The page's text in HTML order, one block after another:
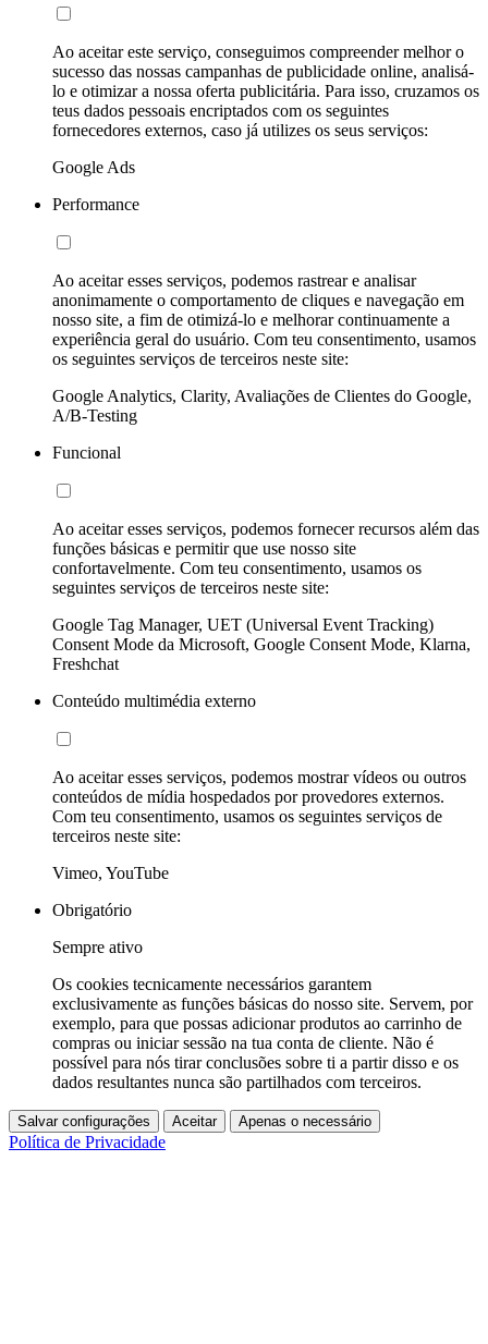
Ao aceitar este serviço, conseguimos compreender melhor o
sucesso das nossas campanhas de publicidade online, analisá-
lo e otimizar a nossa oferta publicitária. Para isso, cruzamos os
teus dados pessoais encriptados com os seguintes
fornecedores externos, caso já utilizes os seus serviços:
Google Ads
Performance
Ao aceitar esses serviços, podemos rastrear e analisar
anonimamente o comportamento de cliques e navegação em
nosso site, a fim de otimizá-lo e melhorar continuamente a
experiência geral do usuário. Com teu consentimento, usamos
os seguintes serviços de terceiros neste site:
Google Analytics, Clarity, Avaliações de Clientes do Google,
A/B-Testing
Funcional
Ao aceitar esses serviços, podemos fornecer recursos além das
funções básicas e permitir que use nosso site
confortavelmente. Com teu consentimento, usamos os
seguintes serviços de terceiros neste site:
Google Tag Manager, UET (Universal Event Tracking)
Consent Mode da Microsoft, Google Consent Mode, Klarna,
Freshchat
Conteúdo multimédia externo
Ao aceitar esses serviços, podemos mostrar vídeos ou outros
conteúdos de mídia hospedados por provedores externos.
Com teu consentimento, usamos os seguintes serviços de
terceiros neste site:
Vimeo, YouTube
Obrigatório
Sempre ativo
Os cookies tecnicamente necessários garantem
exclusivamente as funções básicas do nosso site. Servem, por
exemplo, para que possas adicionar produtos ao carrinho de
compras ou iniciar sessão na tua conta de cliente. Não é
possível para nós tirar conclusões sobre ti a partir disso e os
dados resultantes nunca são partilhados com terceiros.
Salvar configurações Aceitar Apenas o necessário
Política de Privacidade